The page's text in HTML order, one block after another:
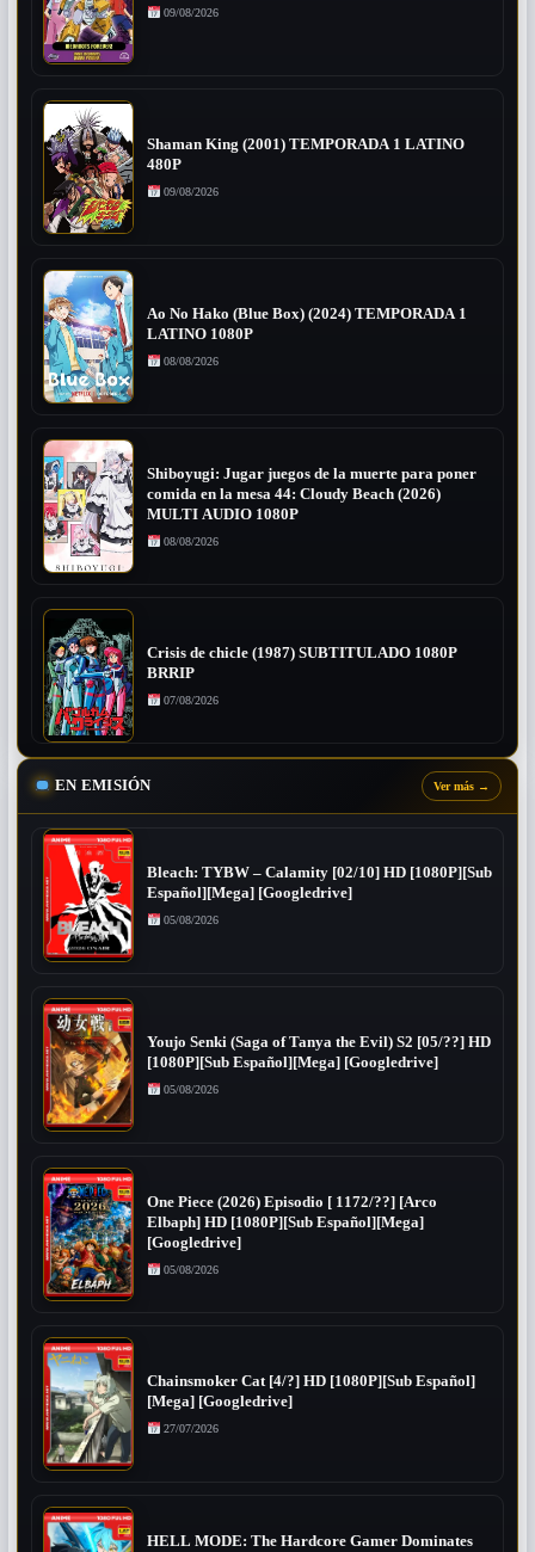
09/08/2026
Shaman King (2001) TEMPORADA 1 LATINO
480P
09/08/2026
Ao No Hako (Blue Box) (2024) TEMPORADA 1
LATINO 1080P
08/08/2026
Shiboyugi: Jugar juegos de la muerte para poner
comida en la mesa 44: Cloudy Beach (2026)
MULTI AUDIO 1080P
08/08/2026
Crisis de chicle (1987) SUBTITULADO 1080P
BRRIP
07/08/2026
EN EMISIÓN Ver más →
Bleach: TYBW – Calamity [02/10] HD [1080P][Sub
Español][Mega] [Googledrive]
05/08/2026
Youjo Senki (Saga of Tanya the Evil) S2 [05/??] HD
[1080P][Sub Español][Mega] [Googledrive]
05/08/2026
One Piece (2026) Episodio [ 1172/??] [Arco
Elbaph] HD [1080P][Sub Español][Mega]
[Googledrive]
05/08/2026
Chainsmoker Cat [4/?] HD [1080P][Sub Español]
[Mega] [Googledrive]
27/07/2026
HELL MODE: The Hardcore Gamer Dominates